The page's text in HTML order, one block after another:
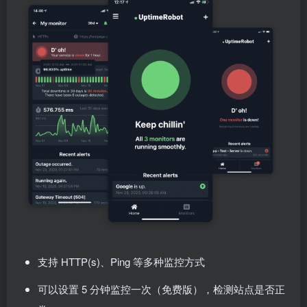
支持 HTTP(s)、Ping 等多种监控方式
可以设置 5 分钟监控一次（免费版），检测站点是否正